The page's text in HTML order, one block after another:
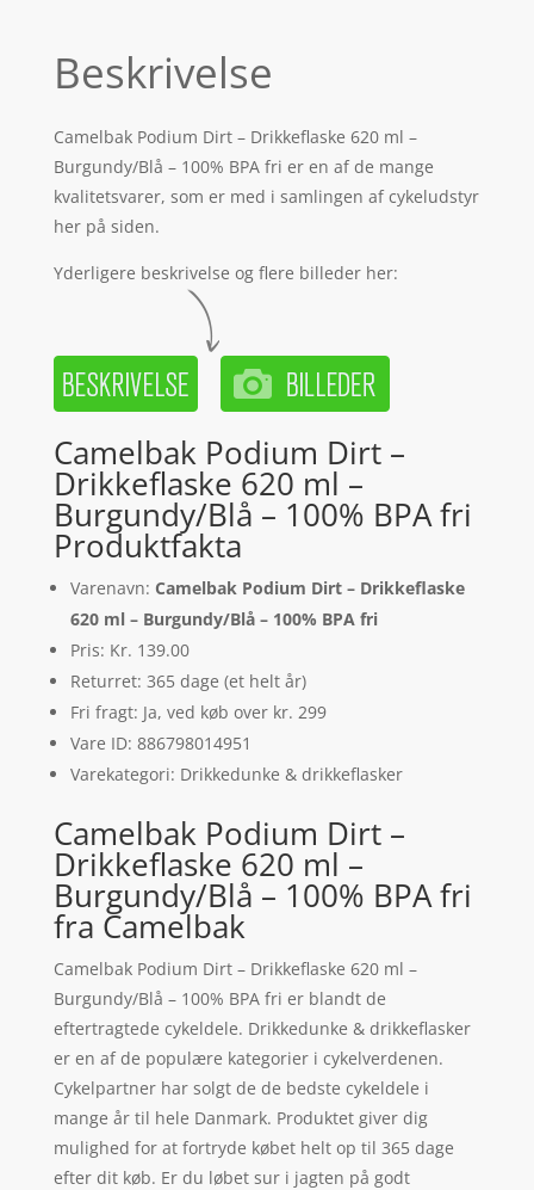
Beskrivelse
Camelbak Podium Dirt – Drikkeflaske 620 ml –
Burgundy/Blå – 100% BPA fri er en af de mange
kvalitetsvarer, som er med i samlingen af cykeludstyr
her på siden.
Yderligere beskrivelse og flere billeder her:
Camelbak Podium Dirt –
Drikkeflaske 620 ml –
Burgundy/Blå – 100% BPA fri
Produktfakta
Varenavn: Camelbak Podium Dirt – Drikkeflaske
620 ml – Burgundy/Blå – 100% BPA fri
Pris: Kr. 139.00
Returret: 365 dage (et helt år)
Fri fragt: Ja, ved køb over kr. 299
Vare ID: 886798014951
Varekategori: Drikkedunke & drikkeflasker
Camelbak Podium Dirt –
Drikkeflaske 620 ml –
Burgundy/Blå – 100% BPA fri
fra Camelbak
Camelbak Podium Dirt – Drikkeflaske 620 ml –
Burgundy/Blå – 100% BPA fri er blandt de
eftertragtede cykeldele. Drikkedunke & drikkeflasker
er en af de populære kategorier i cykelverdenen.
Cykelpartner har solgt de de bedste cykeldele i
mange år til hele Danmark. Produktet giver dig
mulighed for at fortryde købet helt op til 365 dage
efter dit køb. Er du løbet sur i jagten på godt